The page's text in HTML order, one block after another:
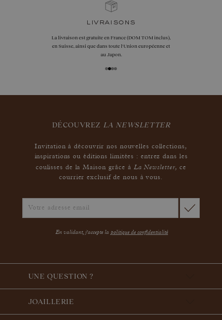
Les remises à taille, échanges ou retours
sous 30 jours après réception, y compris
DÉCOUVREZ LA NEWSLETTER
Invitation à découvrir nos nouvelles collections,
inspirations ou éditions limitées : entrez dans les
coulisses de la Maison grâce à La Newsletter,ce
courrier exclusif de nous à vous.
En validant, j'accepte la politique de confidentialité
UNE QUESTION ?
JOAILLERIE